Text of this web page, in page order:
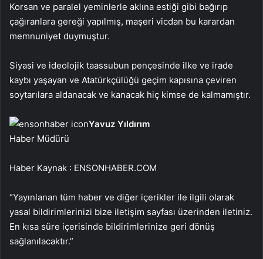
Korsan ve paralel yeminlerle aklına estiği gibi bağırıp
çağıranlara gereği yapılmış, maşeri vicdan bu karardan
memnuniyet duymuştur.
Siyasi ve ideolojik taassubun pençesinde ilke ve irade
kaybı yaşayan ve Atatürkçülüğü geçim kapısına çeviren
soytarılara aldanacak ve kanacak hiç kimse de kalmamıştır.
Yavuz Yıldırım
Haber Müdürü
Haber Kaynak : ENSONHABER.COM
“Yayınlanan tüm haber ve diğer içerikler ile ilgili olarak
yasal bildirimlerinizi bize iletişim sayfası üzerinden iletiniz.
En kısa süre içerisinde bildirimlerinize geri dönüş
sağlanılacaktır.”